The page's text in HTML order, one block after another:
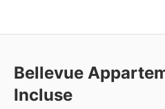
Bellevue
Incluse